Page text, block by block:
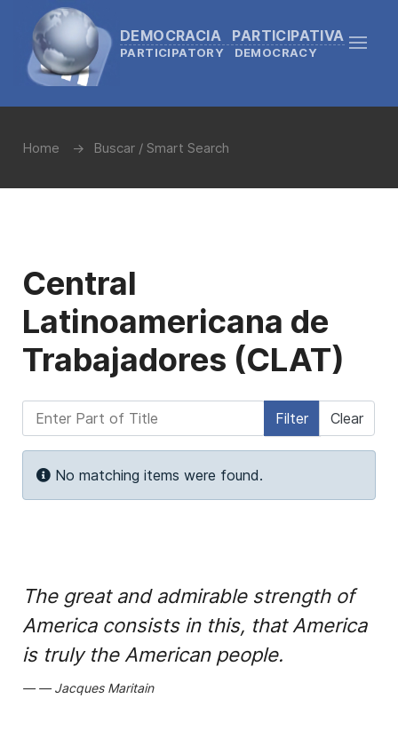
DEMOCRACIA PARTICIPATIVA
PARTICIPATORY DEMOCRACY
Home Buscar / Smart Search
Central
Latinoamericana de
Trabajadores (CLAT)
Enter Part of Title Filter Clear
Info
No matching items were found.
The great and admirable strength of
America consists in this, that America
is truly the American people.
Jacques Maritain